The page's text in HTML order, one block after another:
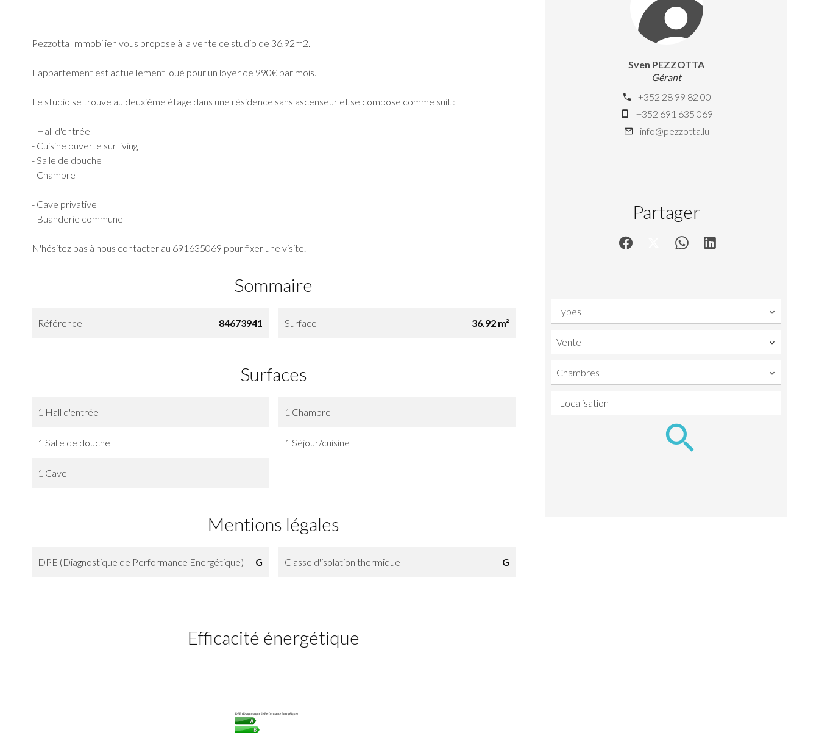
Pezzotta Immobilien vous propose à la vente ce studio de 36,92m2.
L'appartement est actuellement loué pour un loyer de 990€ par mois.
Le studio se trouve au deuxième étage dans une résidence sans ascenseur et se compose comme suit :
- Hall d'entrée
- Cuisine ouverte sur living
- Salle de douche
- Chambre
- Cave privative
- Buanderie commune
N'hésitez pas à nous contacter au 691635069 pour fixer une visite.
Sommaire
Référence 84673941 Surface 36.92 m²
Surfaces
1 Hall d'entrée 1 Chambre
1 Salle de douche 1 Séjour/cuisine
1 Cave
Mentions légales
DPE (Diagnostique de Performance Energétique) G Classe d'isolation thermique G
Efficacité énergétique
DPE (Diagnostique de Performance Energétique)
Sven PEZZOTTA
Gérant
+352 28 99 82 00
+352 691 635 069
info@pezzotta.lu
Partager
Types
Vente
Chambres
Localisation